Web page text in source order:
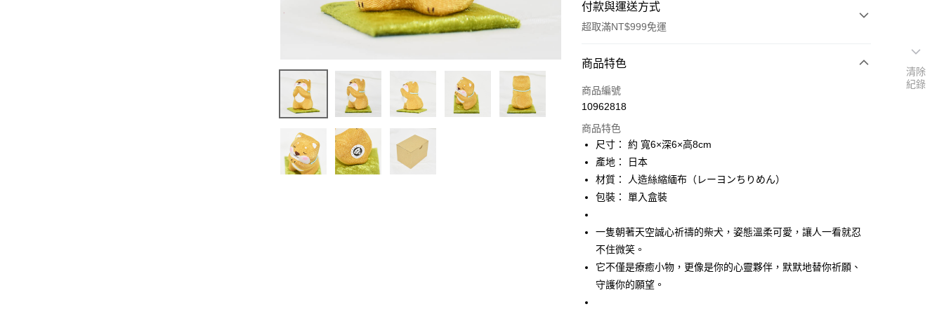
付款與運送方式
超取滿NT$999免運
付款方式
信用卡一次付款
3 期 0 利率 每期 NT$119
合作金庫商業銀行
華南商業銀行
彰化商業銀行
國泰世華商業銀行
匯豐（台灣）商業銀行
華泰商業銀行
聯邦商業銀行
元大商業銀行
永豐商業銀行
台新國際商業銀行
超商取貨付款
Apple Pay
悠遊付
Google Pay
商品特色
商品編號
10962818
商品特色
尺寸： 約 寬6×深6×高8cm
產地： 日本
材質： 人造絲縮緬布（レーヨンちりめん）
包裝： 單入盒裝
一隻朝著天空誠心祈禱的柴犬，姿態溫柔可愛，讓人一看就忍
不住微笑。
它不僅是療癒小物，更像是你的心靈夥伴，默默地替你祈願、
守護你的願望。
清除
紀錄